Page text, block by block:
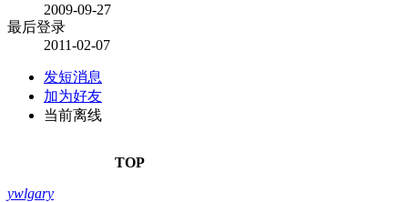
2009-09-27
最后登录
2011-02-07
发短消息
加为好友
当前离线
TOP
ywlgary